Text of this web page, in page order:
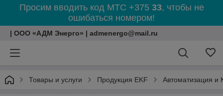
Просим вводить код МТС +375 33, чтобы не
ошибаться номером!
| ООО «АДМ Энерго» | admenergo@mail.ru
Товары и услуги Продукция EKF Автоматизация и